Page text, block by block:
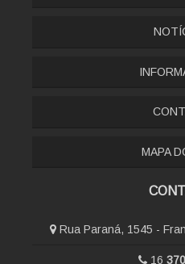
MAPA
Rua Paraná, 1545 -
16